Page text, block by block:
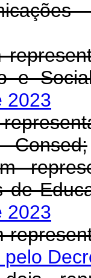
e
2023
Consed;
de
2023